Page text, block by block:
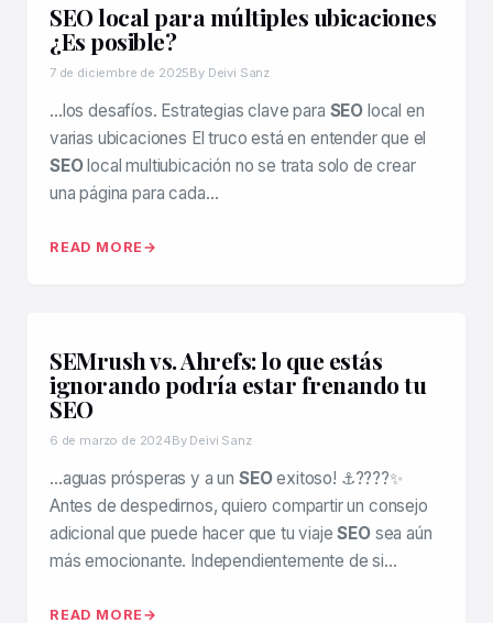
SEO local para múltiples ubicaciones
¿Es posible?
7 de diciembre de 2025By Deivi Sanz
…los desafíos. Estrategias clave para SEO local en
varias ubicaciones El truco está en entender que el
SEOlocal multiubicación no se trata solo de crear
una página para cada…
READ MORE
SEMrush vs. Ahrefs: lo que estás
ignorando podría estar frenando tu
SEO
6 de marzo de 2024By Deivi Sanz
…aguas prósperas y a un SEOexitoso! ⚓????✨
Antes de despedirnos, quiero compartir un consejo
adicional que puede hacer que tu viajeSEOsea aún
más emocionante. Independientemente de si…
READ MORE